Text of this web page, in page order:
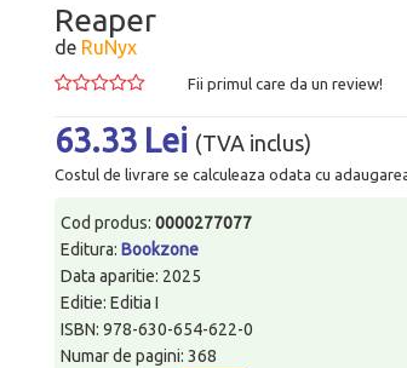
Reaper
de RuNyx
Fii primul care da un review!
63.33 Lei (TVA inclus)
Costul de livrare se calculeaza odata cu
Cod produs:0000277077
Editura:Bookzone
Data aparitie: 2025
Editie: Editia I
ISBN: 978-630-654-622-0
Numar de pagini: 368